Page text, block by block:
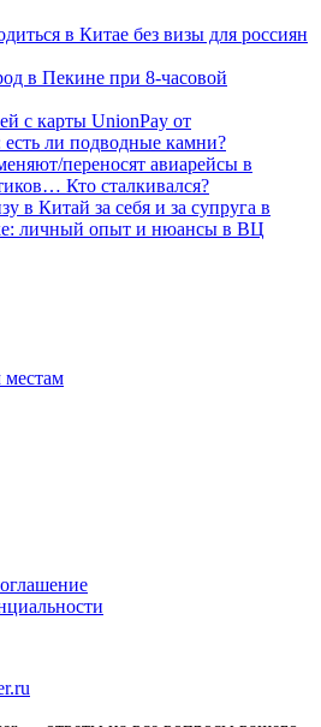
в Китае без визы для россиян
в Пекине при 8-часовой
с карты UnionPay от
есть ли подводные камни?
переносят авиарейсы в
Кто сталкивался?
в Китай за себя и за супруга в
личный опыт и нюансы в ВЦ